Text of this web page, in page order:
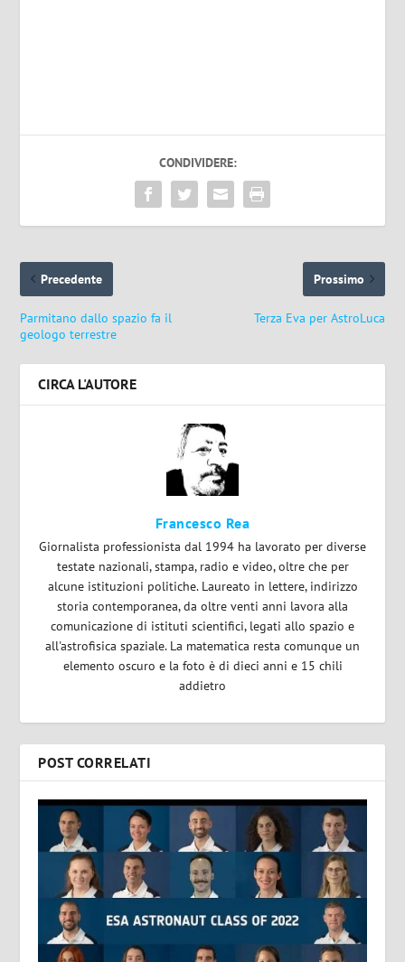
CONDIVIDERE:
Precedente
Parmitano dallo spazio fa il
geologo terrestre
Prossimo
Terza Eva per AstroLuca
CIRCA L'AUTORE
Francesco Rea
Giornalista professionista dal 1994 ha lavorato per diverse
testate nazionali, stampa, radio e video, oltre che per
alcune istituzioni politiche. Laureato in lettere, indirizzo
storia contemporanea, da oltre venti anni lavora alla
comunicazione di istituti scientifici, legati allo spazio e
all'astrofisica spaziale. La matematica resta comunque un
elemento oscuro e la foto è di dieci anni e 15 chili
addietro
POST CORRELATI